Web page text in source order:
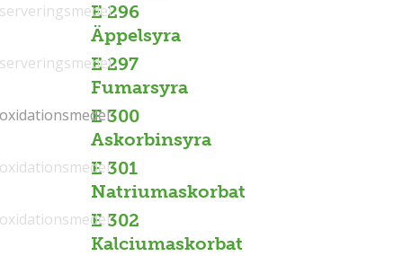
E 296
Äppelsyra
E 297
Fumarsyra
E 300
Askorbinsyra
E 301
Natriumaskorbat
E 302
Kalciumaskorbat